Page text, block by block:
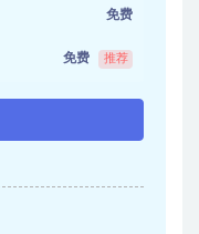
免费
免费 推荐